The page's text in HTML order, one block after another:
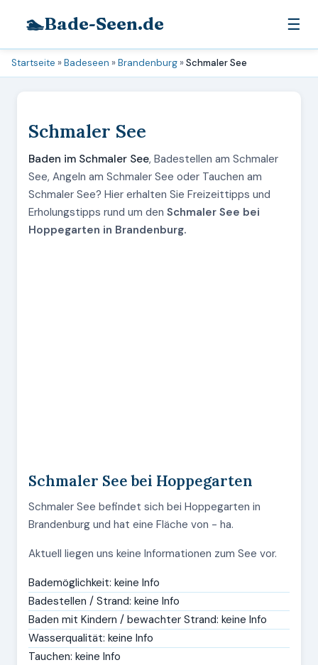
🏊Bade-Seen.de ☰
Startseite »Badeseen »Brandenburg »Schmaler See
Schmaler See
Baden im Schmaler See, Badestellen am Schmaler
See, Angeln am Schmaler See oder Tauchen am
Schmaler See? Hier erhalten Sie Freizeittipps und
Erholungstipps rund um den Schmaler See bei
Hoppegarten in Brandenburg.
Schmaler See bei Hoppegarten
Schmaler See befindet sich bei Hoppegarten in
Brandenburg und hat eine Fläche von - ha.
Aktuell liegen uns keine Informationen zum See vor.
Bademöglichkeit: keine Info
Badestellen / Strand: keine Info
Baden mit Kindern / bewachter Strand: keine Info
Wasserqualität: keine Info
Tauchen: keine Info